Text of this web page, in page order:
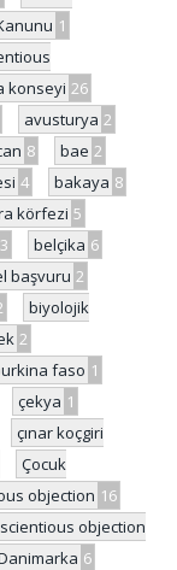
1
konseyi 26
avusturya 2
8 bae 2
4 bakaya 8
körfezi 5
belçika 6
başvuru 2
biyolojik
2
faso 1
çekya 1
çınar koçgiri
Çocuk
objection 16
objection
6